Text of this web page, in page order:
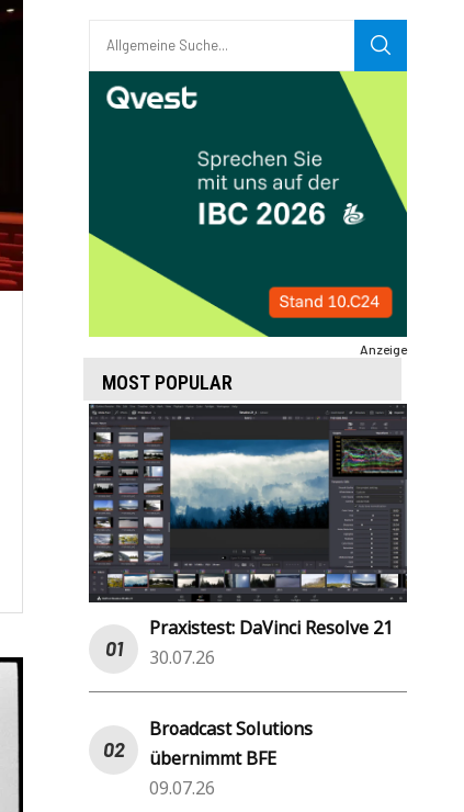
Anzeige
MOST POPULAR
Praxistest: DaVinci Resolve 21
30.07.26
Broadcast Solutions
übernimmt BFE
09.07.26